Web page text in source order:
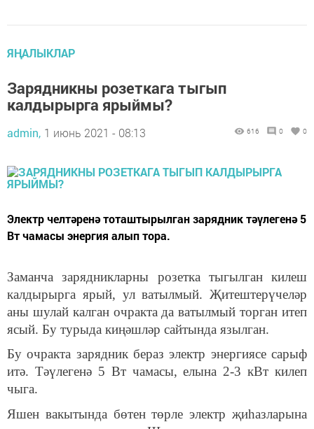
ЯҢАЛЫКЛАР
Зарядникны розеткага тыгып
калдырырга ярыймы?
admin, 1 июнь 2021 - 08:13 616 0 0
Электр челтәренә тоташтырылган зарядник тәүлегенә 5
Вт чамасы энергия алып тора.
Заманча зарядникларны розетка тыгылган килеш
калдырырга ярый, ул ватылмый. Җитештерүчеләр
аны шулай калган очракта да ватылмый торган итеп
ясый. Бу турыда киңәшләр сайтында язылган.
Бу очракта зарядник бераз электр энергиясе сарыф
итә. Тәүлегенә 5 Вт чамасы, елына 2-3 кВт килеп
чыга.
Яшен вакытында бөтен төрле электр җиһазларына